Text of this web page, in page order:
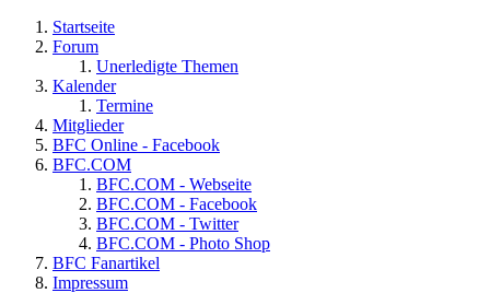
Startseite
Forum
Unerledigte Themen
Kalender
Termine
Mitglieder
BFC Online - Facebook
BFC.COM
BFC.COM - Webseite
BFC.COM - Facebook
BFC.COM - Twitter
BFC.COM - Photo Shop
BFC Fanartikel
Impressum